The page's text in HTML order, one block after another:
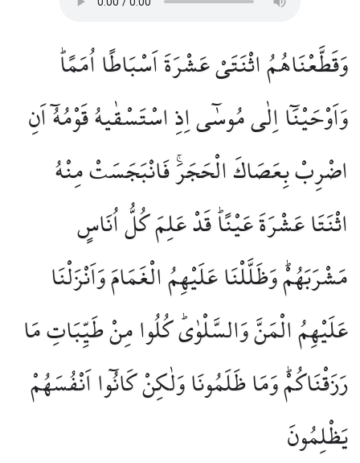
وَقَطَّعْنَاهُمُ اثْنَتَيْ عَشْرَةَ اَسْبَاطًا اُمَمًاۜ
وَاَوْحَيْنَٓا اِلٰى مُوسٰٓى اِذِ اسْتَسْقٰيهُ قَوْمُهُٓ اَنِ
اضْرِبْ بِعَصَاكَ الْحَجَرَۚ فَانْبَجَسَتْ مِنْهُ
اثْنَتَا عَشْرَةَ عَيْنًاۜ قَدْ عَلِمَ كُلُّ اُنَاسٍ
مَشْرَبَهُمْۜ وَظَلَّلْنَا عَلَيْهِمُ الْغَمَامَ وَاَنْزَلْنَا
عَلَيْهِمُ الْمَنَّ وَالسَّلْوٰىۜ كُلُوا مِنْ طَيِّبَاتِ مَا
رَزَقْنَاكُمْۜ وَمَا ظَلَمُونَا وَلٰكِنْ كَانُٓوا اَنْفُسَهُمْ
يَظْلِمُونَ